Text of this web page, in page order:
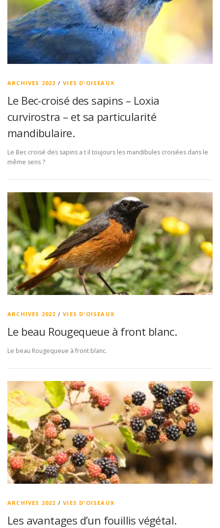
ARCHIVES 2022 /VIES D'OISEAUX
Le Bec-croisé des sapins – Loxia
curvirostra – et sa particularité
mandibulaire.
Le Bec croisé des sapins a t il toujours les mandibules croisées dans le
même sens ?
ARCHIVES 2022 /VIES D'OISEAUX
Le beau Rougequeue à front blanc.
Le beau Rougequeue à front blanc.
ARCHIVES 2022 /VIES D'OISEAUX
Les avantages d’un fouillis végétal.